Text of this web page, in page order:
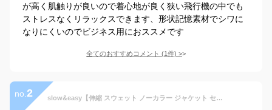
が高く肌触りが良いので着心地が良く狭い飛行機の中でも
ストレスなくリラックスできます、形状記憶素材でシワに
なりにくいのでビジネス用におススメです
全てのおすすめコメント (1件) >
no. 2 slow&easy【伸縮 スウェット ノーカラー ジャケット セットアップ】上下 SETUP ストレッチ おしゃれ カーディガン リモートワーク テレワーク 無地 きれいめ【23573-17471】 (L, グレーベージュ)